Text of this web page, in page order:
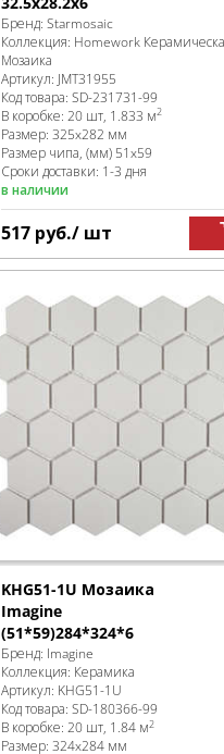
Бренд:Starmosaic
Коллекция: Homework
Мозаика
Артикул: JMT31955
Код товара:SD-231731-99
В коробке:20 шт, 1.833 м2
Размер:325x282 мм
Размер чипа, (мм) 51x59
Сроки доставки: 1-3 дня
в наличии
517 руб./ шт
KHG51-1U Мозаика
Imagine
(51*59)284*324*6
Бренд: Imagine
Коллекция: Керамика
Артикул: KHG51-1U
Код товара:SD-180366-99
В коробке:20 шт, 1.84 м2
Размер:324x284 мм